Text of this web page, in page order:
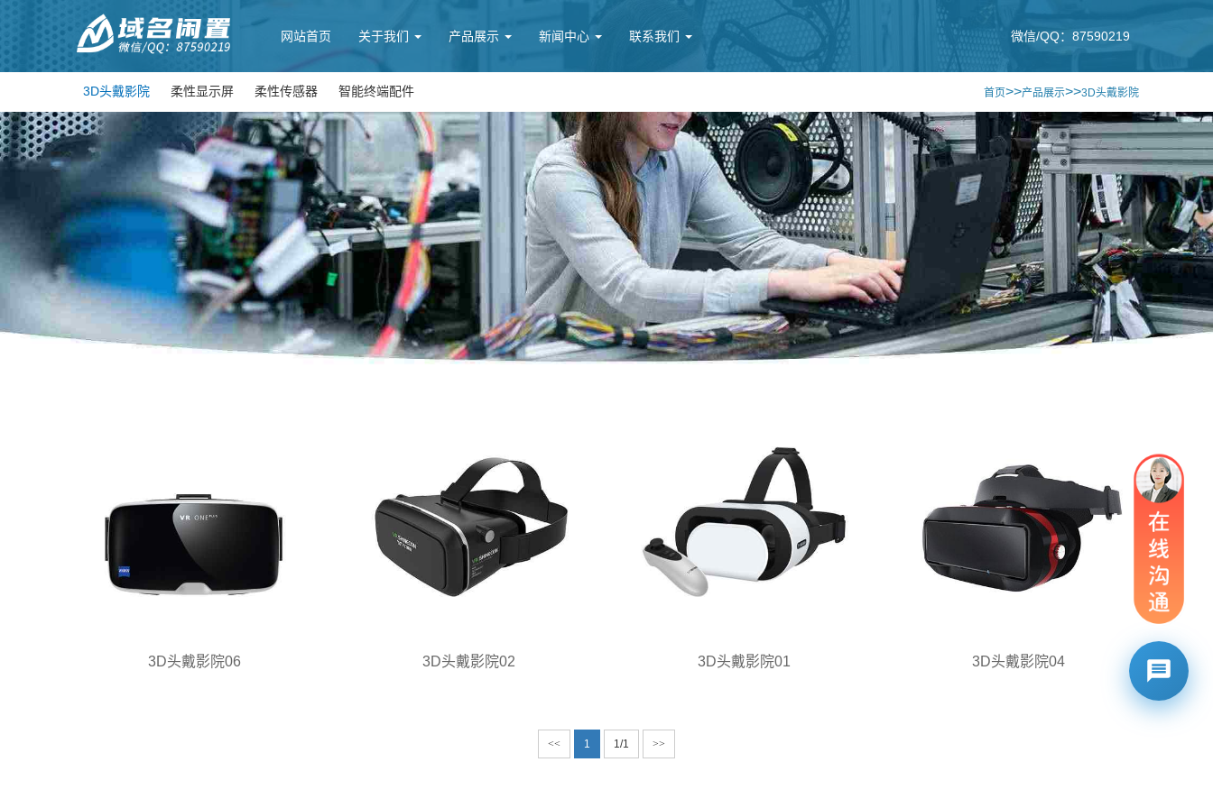
微信/QQ：87590219
网站首页 关于我们 产品展示 新闻中心 联系我们
3D头戴影院 柔性显示屏 柔性传感器 智能终端配件 首页>>产品展示>>3D头戴影院
3D头戴影院06 3D头戴影院02 3D头戴影院01 3D头戴影院04
<< 1 1/1 >>